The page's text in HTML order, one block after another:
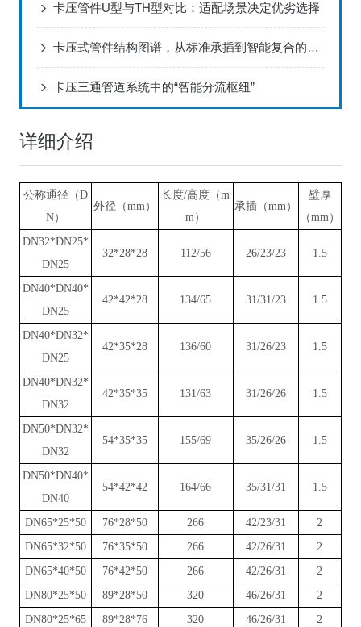
卡压管件U型与TH型对比：适配场景决定优劣选择
卡压式管件结构图谱，从标准承插到智能复合的精密分类
卡压三通管道系统中的“智能分流枢纽”
详细介绍
公称通径（D
N）
外径（mm）
长度/高度（m
m）
承插（mm）
壁厚
（mm）
DN32*DN25*
DN25
32*28*28 112/56 26/23/23 1.5
DN40*DN40*
DN25
42*42*28 134/65 31/31/23 1.5
DN40*DN32*
DN25
42*35*28 136/60 31/26/23 1.5
DN40*DN32*
DN32
42*35*35 131/63 31/26/26 1.5
DN50*DN32*
DN32
54*35*35 155/69 35/26/26 1.5
DN50*DN40*
DN40
54*42*42 164/66 35/31/31 1.5
DN65*25*50 76*28*50 266 42/23/31
2
DN65*32*50
76*35*50 266 42/26/31
2
DN65*40*50
76*42*50 266 42/26/31
2
DN80*25*50
89*28*50 320 46/26/31
2
DN80*25*65
89*28*76 320 46/26/31 2